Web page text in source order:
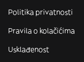
Politika privatnosti
Pravila o kolačićima
Usklađenost